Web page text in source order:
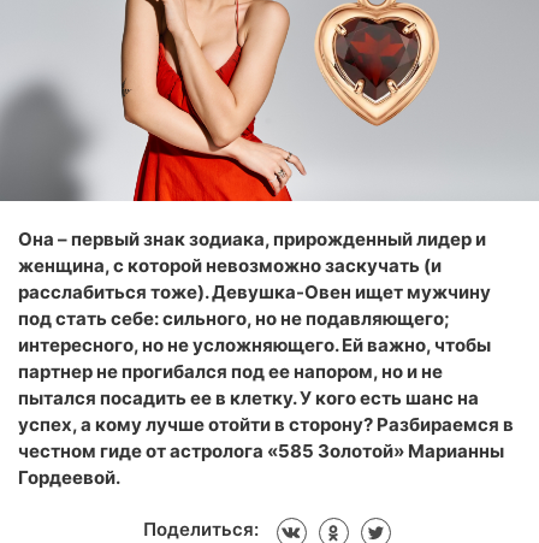
Она – первый знак зодиака, прирожденный лидер и
женщина, с которой невозможно заскучать (и
расслабиться тоже). Девушка-Овен ищет мужчину
под стать себе: сильного, но не подавляющего;
интересного, но не усложняющего. Ей важно, чтобы
партнер не прогибался под ее напором, но и не
пытался посадить ее в клетку. У кого есть шанс на
успех, а кому лучше отойти в сторону? Разбираемся в
честном гиде от астролога «585 Золотой» Марианны
Гордеевой.
Поделиться: